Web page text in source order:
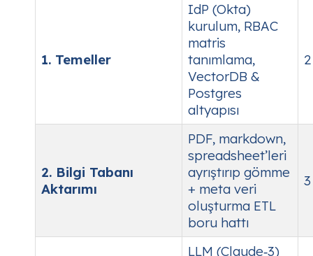
1. Temeller
IdP (Okta)
kurulum, RBAC
matris
tanımlama,
VectorDB &
Postgres
altyapısı
2. Bilgi Tabanı
Aktarımı
PDF, markdown,
spreadsheet’leri
ayrıştırıp gömme
+ meta veri
oluşturma ETL
boru hattı
LLM (Claude‑3)